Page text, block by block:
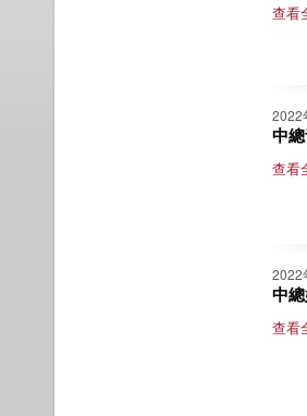
查看
2022
中
查看
2022
中
查看